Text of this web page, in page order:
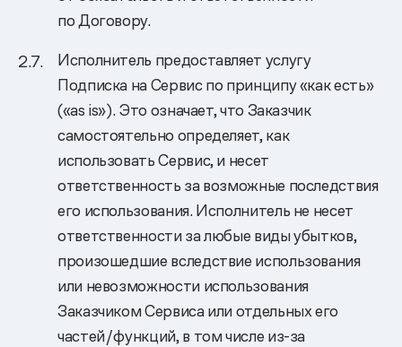
по Договору.
Исполнитель предоставляет услугу
Подписка на Сервис по принципу «как есть»
(«as is»). Это означает, что Заказчик
самостоятельно определяет, как
использовать Сервис, и несет
ответственность за возможные последствия
его использования. Исполнитель не несет
ответственности за любые виды убытков,
произошедшие вследствие использования
или невозможности использования
Заказчиком Сервиса или отдельных его
частей/функций, в том числе из-за